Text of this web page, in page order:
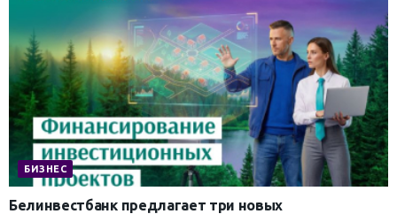
БИЗНЕС
Белинвестбанк предлагает три новых